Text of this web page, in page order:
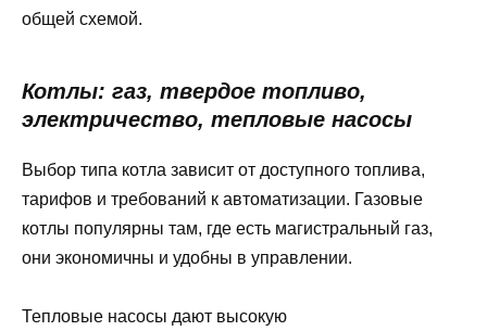
общей схемой.
Котлы: газ, твердое топливо,
электричество, тепловые насосы
Выбор типа котла зависит от доступного топлива,
тарифов и требований к автоматизации. Газовые
котлы популярны там, где есть магистральный газ,
они экономичны и удобны в управлении.
Тепловые насосы дают высокую